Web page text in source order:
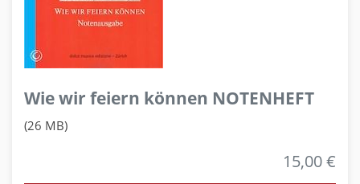
Wie wir feiern können NOTENHEFT
(26 MB)
15,00 €